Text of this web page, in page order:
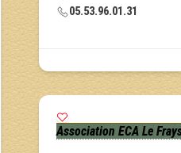
05.53.96.01.31
Association ECA Le